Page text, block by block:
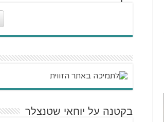
בקטנה על יוחאי שטנצלר